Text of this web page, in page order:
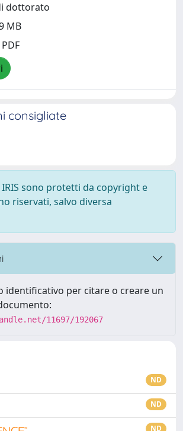
dottorato
MB
consigliate
sono protetti da copyright e
riservati, salvo diversa
identificativo per citare o creare un
11697/192067
ND
ND
ND